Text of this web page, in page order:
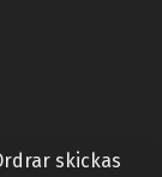
skickas